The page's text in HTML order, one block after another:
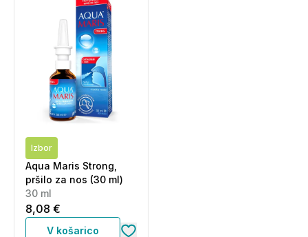
Izbor
Aqua Maris Strong,
pršilo za nos (30 ml)
30 ml
8,08 €
V košarico